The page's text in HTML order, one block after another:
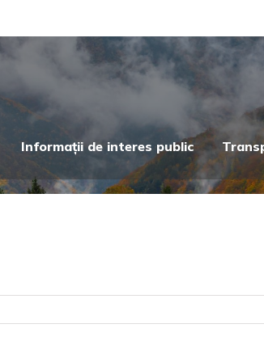
Informații de interes public